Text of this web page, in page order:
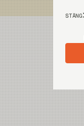
STÄNG